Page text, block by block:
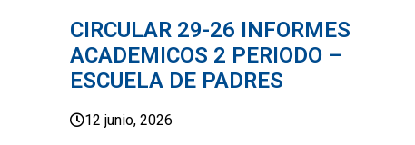
CIRCULAR 29-26 INFORMES
ACADEMICOS 2 PERIODO –
ESCUELA DE PADRES
12 junio, 2026